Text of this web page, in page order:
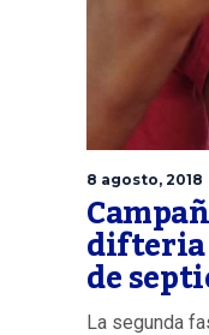
8 agosto, 2018
difteria
de
La segunda